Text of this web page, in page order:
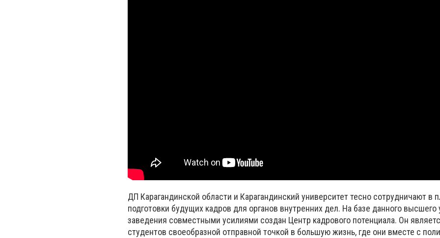
ДП Карагандинской области и Карагандинский университет тесно сотрудничают в
подготовки будущих кадров для органов внутренних дел. На базе данного высшего
заведения совместными усилиями создан Центр кадрового потенциала. Он
студентов своеобразной отправной точкой в большую жизнь, где они вместе с